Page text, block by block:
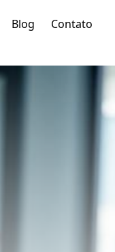
Blog Contato